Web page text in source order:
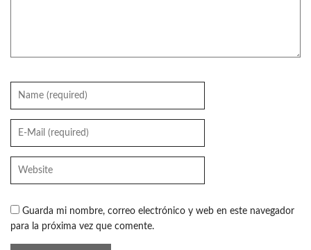
Guarda mi nombre, correo electrónico y web en este navegador
para la próxima vez que comente.